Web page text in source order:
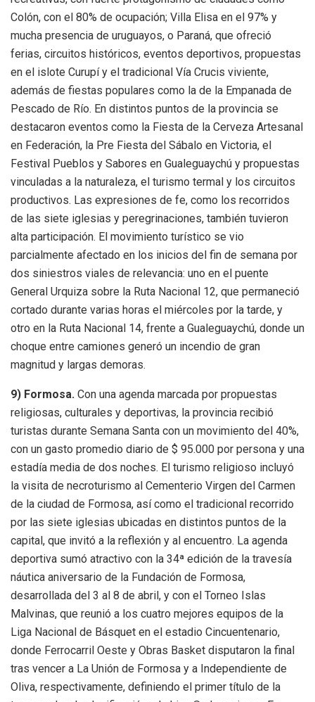
Colón, con el 80% de ocupación; Villa Elisa en el 97% y
mucha presencia de uruguayos, o Paraná, que ofreció
ferias, circuitos históricos, eventos deportivos, propuestas
en el islote Curupí y el tradicional Vía Crucis viviente,
además de fiestas populares como la de la Empanada de
Pescado de Río. En distintos puntos de la provincia se
destacaron eventos como la Fiesta de la Cerveza Artesanal
en Federación, la Pre Fiesta del Sábalo en Victoria, el
Festival Pueblos y Sabores en Gualeguaychú y propuestas
vinculadas a la naturaleza, el turismo termal y los circuitos
productivos. Las expresiones de fe, como los recorridos
de las siete iglesias y peregrinaciones, también tuvieron
alta participación. El movimiento turístico se vio
parcialmente afectado en los inicios del fin de semana por
dos siniestros viales de relevancia: uno en el puente
General Urquiza sobre la Ruta Nacional 12, que permaneció
cortado durante varias horas el miércoles por la tarde, y
otro en la Ruta Nacional 14, frente a Gualeguaychú, donde un
choque entre camiones generó un incendio de gran
magnitud y largas demoras.
9) Formosa. Con una agenda marcada por propuestas
religiosas, culturales y deportivas, la provincia recibió
turistas durante Semana Santa con un movimiento del 40%,
con un gasto promedio diario de $ 95.000 por persona y una
estadía media de dos noches. El turismo religioso incluyó
la visita de necroturismo al Cementerio Virgen del Carmen
de la ciudad de Formosa, así como el tradicional recorrido
por las siete iglesias ubicadas en distintos puntos de la
capital, que invitó a la reflexión y al encuentro. La agenda
deportiva sumó atractivo con la 34ª edición de la travesía
náutica aniversario de la Fundación de Formosa,
desarrollada del 3 al 8 de abril, y con el Torneo Islas
Malvinas, que reunió a los cuatro mejores equipos de la
Liga Nacional de Básquet en el estadio Cincuentenario,
donde Ferrocarril Oeste y Obras Basket disputaron la final
tras vencer a La Unión de Formosa y a Independiente de
Oliva, respectivamente, definiendo el primer título de la